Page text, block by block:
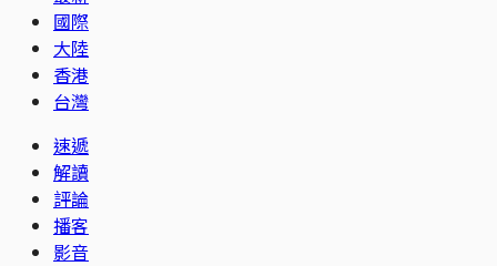
國際
大陸
香港
台灣
速遞
解讀
評論
播客
影音